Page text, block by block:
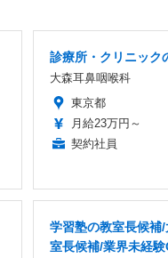
診療所・クリニック
大森耳鼻咽喉科
東京都
月給23万円～
契約社員
学習塾の教室長候補
室長候補/業界未経